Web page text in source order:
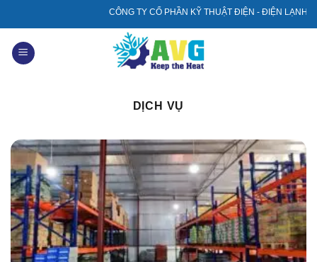
to
content
CÔNG TY CỔ PHẦN KỸ THUẬT ĐIỆN - ĐIỆN LẠNH AVG.
DỊCH VỤ